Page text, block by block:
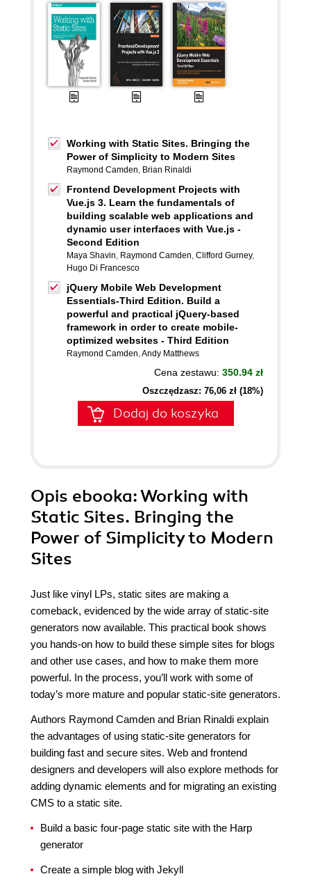
Working with Static Sites. Bringing the
Power of Simplicity to Modern Sites
Raymond Camden, Brian Rinaldi
Frontend Development Projects with
Vue.js 3. Learn the fundamentals of
building scalable web applications and
dynamic user interfaces with Vue.js -
Second Edition
Maya Shavin, Raymond Camden, Clifford Gurney,
Hugo Di Francesco
jQuery Mobile Web Development
Essentials-Third Edition. Build a
powerful and practical jQuery-based
framework in order to create mobile-
optimized websites - Third Edition
Raymond Camden,Andy Matthews
Cena zestawu: 350.94 zł
Oszczędzasz: 76,06 zł (18%)
Dodaj do koszyka
Opis ebooka: Working with
Static Sites. Bringing the
Power of Simplicity to Modern
Sites
Just like vinyl LPs, static sites are making a
comeback, evidenced by the wide array of static-site
generators now available. This practical book shows
you hands-on how to build these simple sites for blogs
and other use cases, and how to make them more
powerful. In the process, you’ll work with some of
today’s more mature and popular static-site generators.
Authors Raymond Camden and Brian Rinaldi explain
the advantages of using static-site generators for
building fast and secure sites. Web and frontend
designers and developers will also explore methods for
adding dynamic elements and for migrating an existing
CMS to a static site.
Build a basic four-page static site with the Harp
generator
Create a simple blog with Jekyll